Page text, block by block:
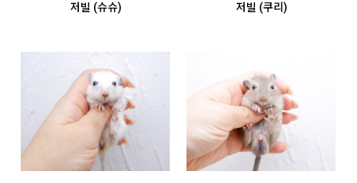
저빌 (슈슈) 저빌 (쿠리)